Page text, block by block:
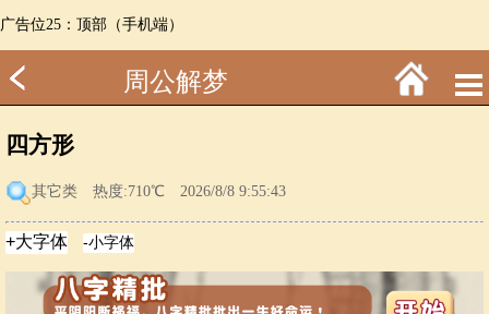
广告位25：顶部（手机端）
周公解梦
四方形
其它类 热度:710℃ 2026/8/8 9:55:43